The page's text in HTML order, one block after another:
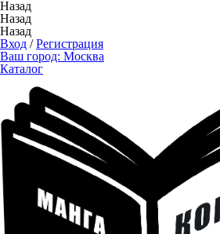
Назад
Назад
Назад
Вход /Регистрация
Ваш город: Москва
Каталог